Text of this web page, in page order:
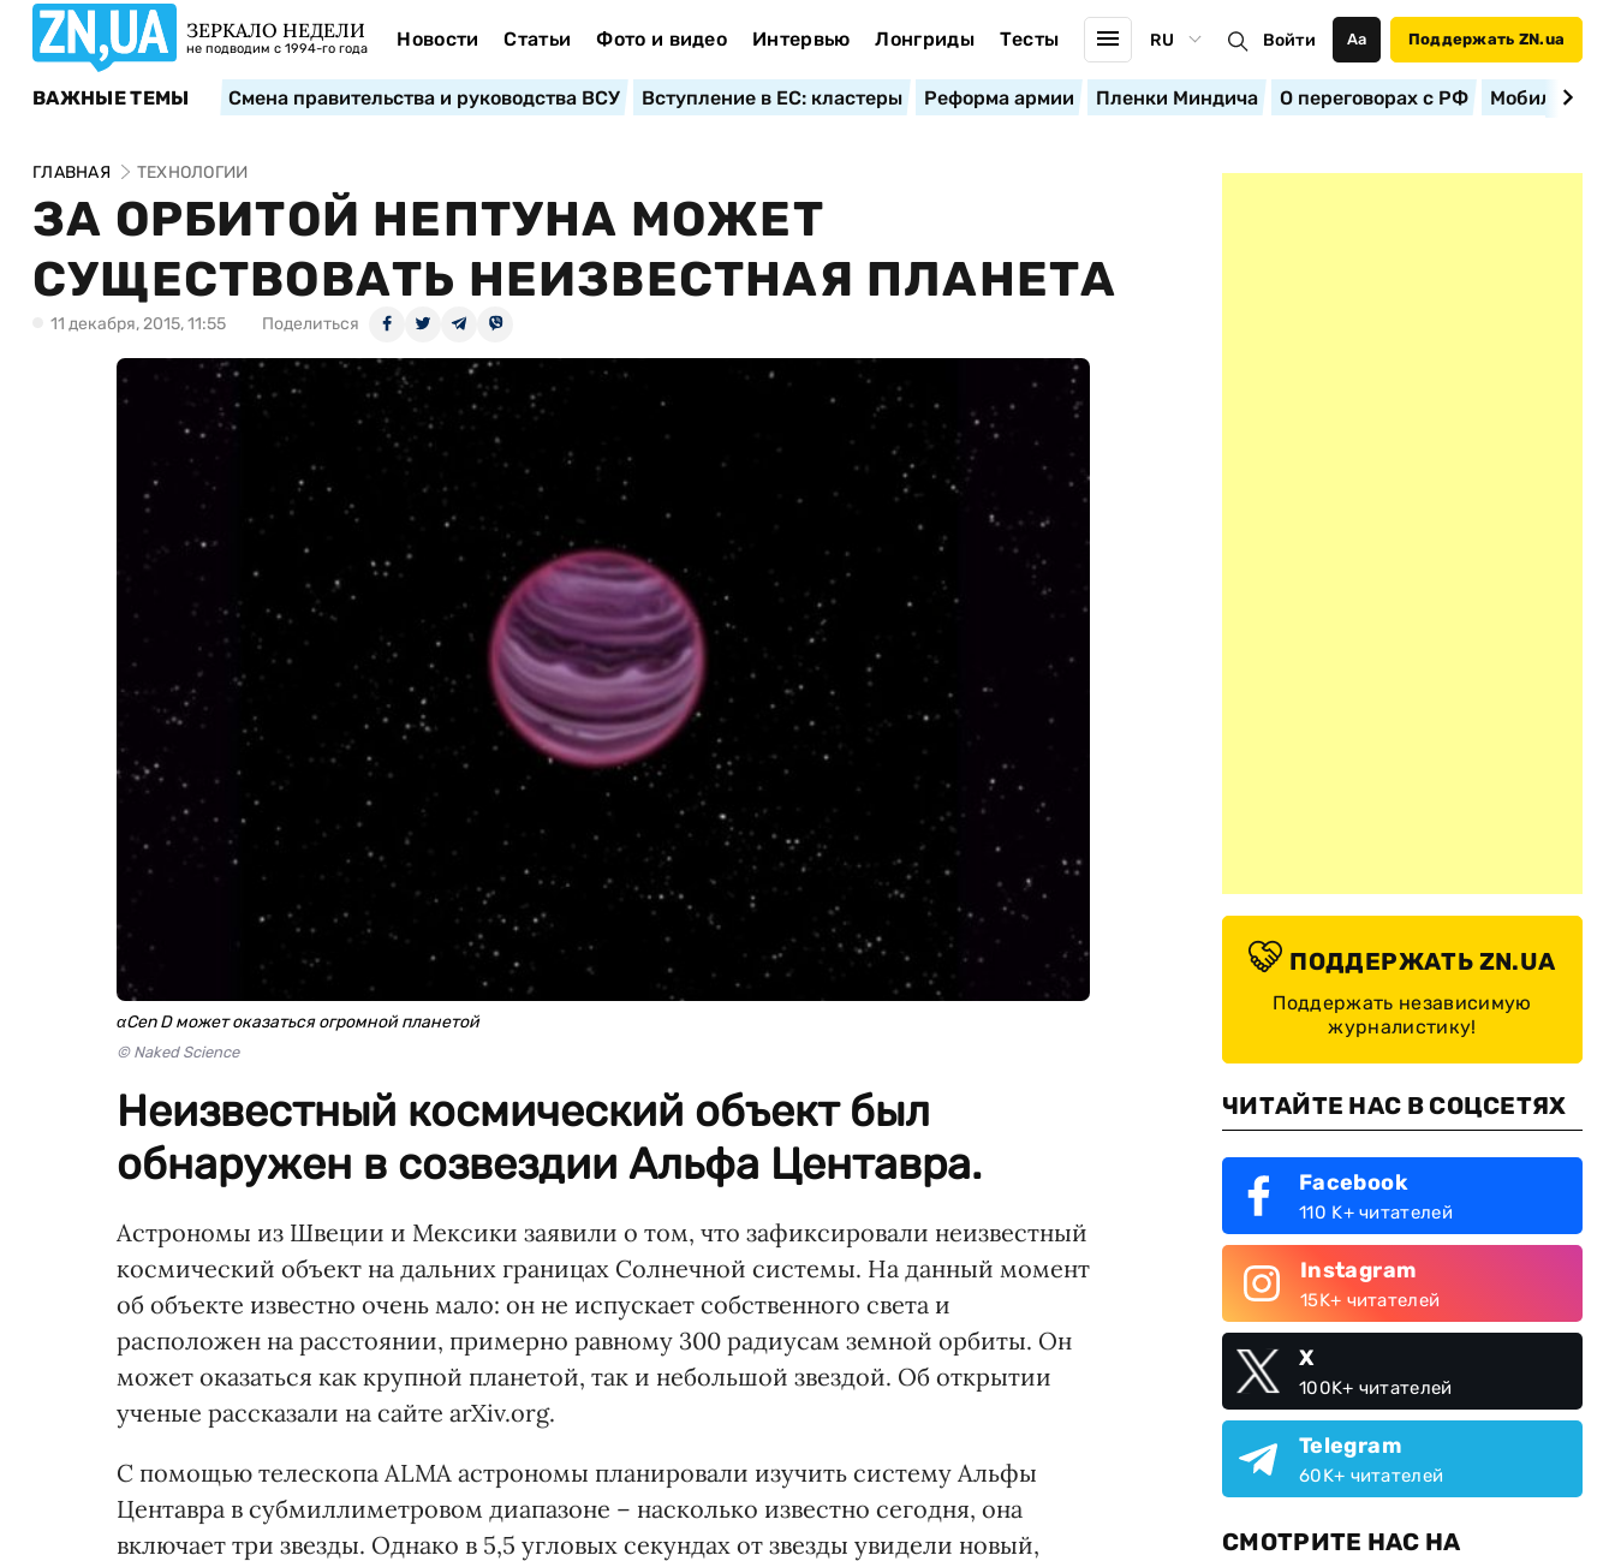
ЗЕРКАЛО НЕДЕЛИ
не подводим с 1994-го года Новости Статьи Фото и видео Интервью Лонгриды Тесты RU Войти Аа Поддержать ZN.ua
ВАЖНЫЕ ТЕМЫ Смена правительства и руководства ВСУ Вступление в ЕС: кластеры Реформа армии Пленки Миндича О переговорах с РФ
ГЛАВНАЯ ТЕХНОЛОГИИ
ЗА ОРБИТОЙ НЕПТУНА МОЖЕТ
СУЩЕСТВОВАТЬ НЕИЗВЕСТНАЯ ПЛАНЕТА
11 декабря, 2015, 11:55 Поделиться
αCen D может оказаться огромной планетой
© Naked Science
Неизвестный космический объект был
обнаружен в созвездии Альфа Центавра.
Астрономы из Швеции и Мексики заявили о том, что зафиксировали неизвестный
космический объект на дальних границах Солнечной системы. На данный момент
об объекте известно очень мало: он не испускает собственного света и
расположен на расстоянии, примерно равному 300 радиусам земной орбиты. Он
может оказаться как крупной планетой, так и небольшой звездой. Об открытии
ученые рассказали на сайте arXiv.org.
С помощью телескопа ALMA астрономы планировали изучить систему Альфы
Центавра в субмиллиметровом диапазоне – насколько известно сегодня, она
включает три звезды. Однако в 5,5 угловых секундах от звезды увидели новый,
ПОДДЕРЖАТЬ ZN.UA
Поддержать независимую
журналистику!
ЧИТАЙТЕ НАС В СОЦСЕТЯХ
Facebook
110 K+ читателей
Instagram
15K+ читателей
X
100K+ читателей
Telegram
60K+ читателей
СМОТРИТЕ НАС НА